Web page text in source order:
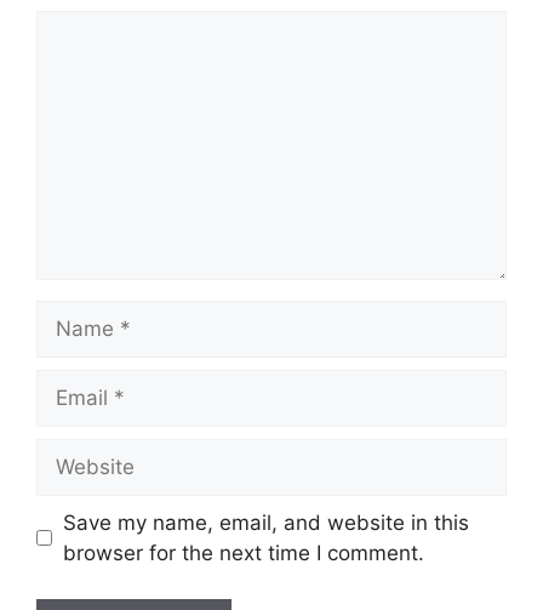
Save my name, email, and website in this
browser for the next time I comment.